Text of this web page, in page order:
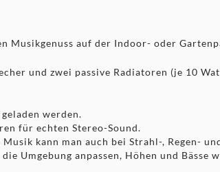
auf der Indoor- oder
und zwei passive Radiatoren (je 10
werden.
für echten Stereo-Sound.
kann man auch bei Strahl-, Regen-
Umgebung anpassen, Höhen und Bässe